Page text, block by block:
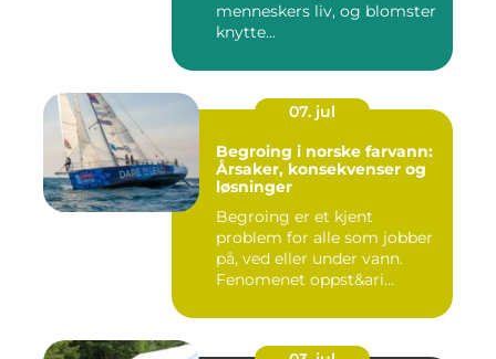
menneskers liv, og blomster
knytte...
07. jul
Begroing i norske farvann:
Årsaker, konsekvenser og
løsninger
Begroing er et kjent
problem for alle som jobber
på, ved eller under vann.
Fenomenet oppst&ari...